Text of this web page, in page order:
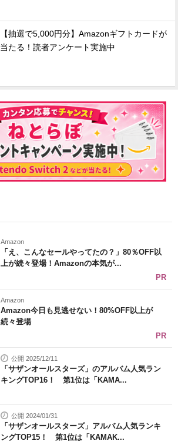
【抽選で5,000円分】Amazonギフトカードが
当たる！読者アンケート実施中
Amazon
「え、こんなセールやってたの？」80％OFF以
上が続々登場！Amazonの本気が...
PR
Amazon
Amazon今日も見逃せない！80%OFF以上が
続々登場
PR
公開 2025/12/11
「サザンオールスターズ」のアルバム人気ラン
キングTOP16！ 第1位は「KAMA...
公開 2024/01/31
「サザンオールスターズ」アルバム人気ランキ
ングTOP15！ 第1位は「KAMAK...